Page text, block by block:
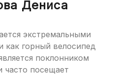
Дениса
экстремальными
как горный велосипед
поклонником
часто посещает